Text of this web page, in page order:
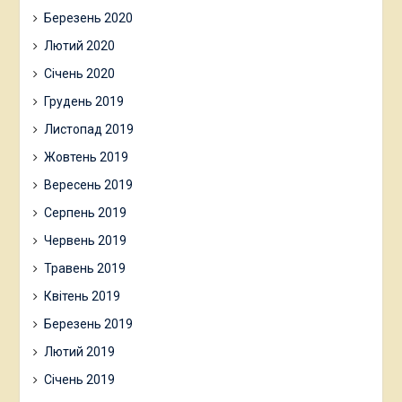
Березень 2020
Лютий 2020
Січень 2020
Грудень 2019
Листопад 2019
Жовтень 2019
Вересень 2019
Серпень 2019
Червень 2019
Травень 2019
Квітень 2019
Березень 2019
Лютий 2019
Січень 2019